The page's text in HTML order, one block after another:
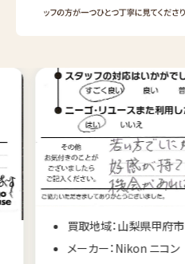
買取地域：山梨県甲府市
メーカー：Nikon ニコン